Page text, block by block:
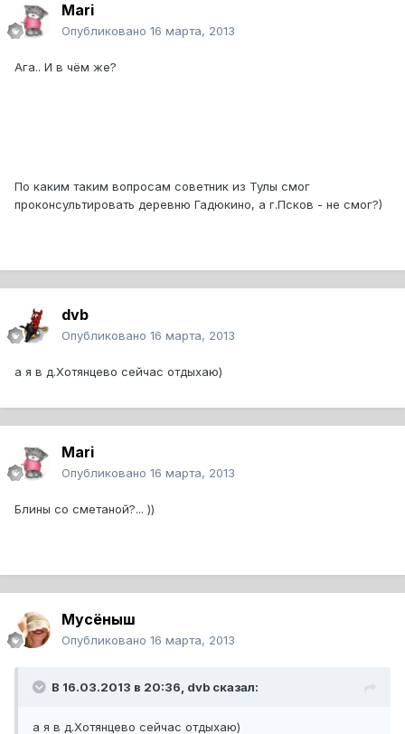
Mari
Опубликовано 16 марта, 2013
Ага.. И в чём же?
По каким таким вопросам советник из Тулы смог
проконсультировать деревню Гадюкино, а г.Псков - не смог?)
dvb
Опубликовано 16 марта, 2013
а я в д.Хотянцево сейчас отдыхаю)
Mari
Опубликовано 16 марта, 2013
Блины со сметаной?... ))
Мусёныш
Опубликовано 16 марта, 2013
В 16.03.2013 в 20:36, dvb сказал:
а я в д.Хотянцево сейчас отдыхаю)